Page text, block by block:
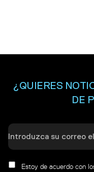
¿QUIERES
DE
Estoy de acuerdo con